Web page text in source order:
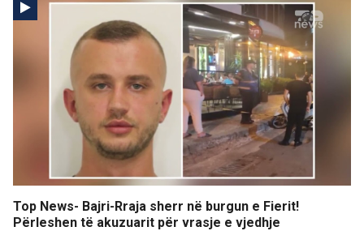
Top News- Bajri-Rraja sherr në burgun e Fierit!
Përleshen të akuzuarit për vrasje e vjedhje